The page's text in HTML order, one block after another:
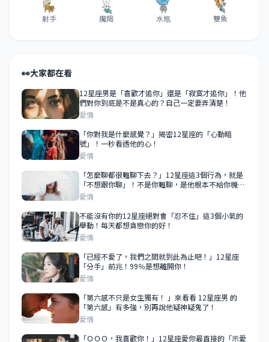
射手 魔羯 水瓶 雙魚
👀大家都在看
12星座男是「喜歡才追你」還是「寂寞才追你」！他
們對你到底是不是真心的？自己一定要弄清楚！
愛情
「你對我是什麼感覺？」揭密12星座的「心動暗
號」！一秒看透他的心！
愛情
「怎麼聊都很難聊下去？」12星座這3個行為，就是
「不想跟你聊」！不是你難聊，是他根本不給你機
會！
愛情
不能沒有你的12星座絕對會「忍不住」這3個小氣的
舉動！每天都想貪戀你的好！
愛情
「已經不愛了，我們之間就到此為止吧！」12星座
「分手」前兆！99％是想離開你！
愛情
「第六感不只是女生獨有！ 」來看看 12星座男 的
「第六感」有多強，別再說他疑神疑鬼了！
愛情
「ＯＯＯ，我喜歡你！」12星座愛你最直接的「示愛